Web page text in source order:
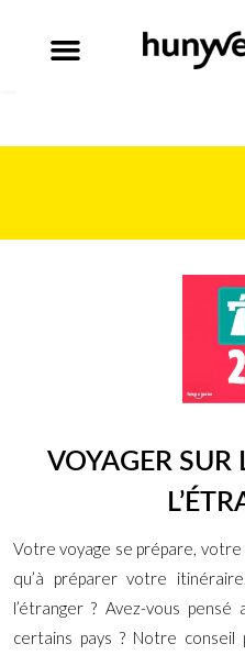
VOYAGER SUR
Votre voyage se prépare,
qu’à préparer votre
l’étranger ? Avez-vous
certains pays ? Notre